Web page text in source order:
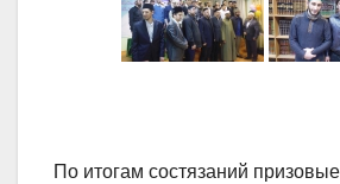
По итогам состязаний